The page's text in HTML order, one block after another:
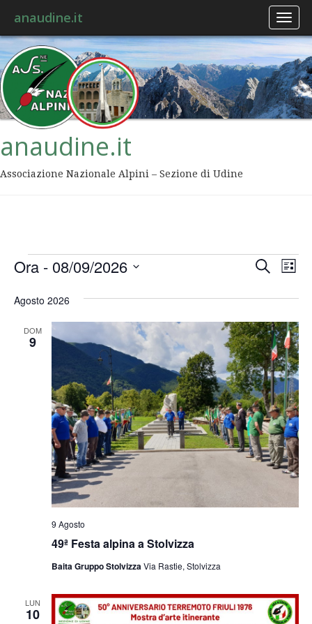
anaudine.it
anaudine.it
Associazione Nazionale Alpini – Sezione di Udine
viste
Cerca
Lista
Ora - 08/09/2026
la
Agosto 2026
DOM
9
49ª Festa alpina a Stolvizza
9 Agosto
Baita Gruppo StolvizzaVia Rastie, Stolvizza
LUN
10